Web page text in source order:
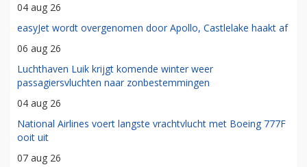
04 aug 26
easyJet wordt overgenomen door Apollo, Castlelake haakt af
06 aug 26
Luchthaven Luik krijgt komende winter weer
passagiersvluchten naar zonbestemmingen
04 aug 26
National Airlines voert langste vrachtvlucht met Boeing 777F
ooit uit
07 aug 26